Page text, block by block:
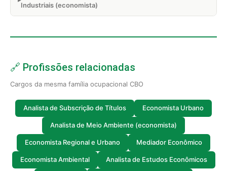
Industriais (economista)
🔗 Profissões relacionadas
Cargos da mesma família ocupacional CBO
Analista de Subscrição de Títulos Economista Urbano
Analista de Meio Ambiente (economista)
Economista Regional e Urbano Mediador Econômico
Economista Ambiental Analista de Estudos Econômicos